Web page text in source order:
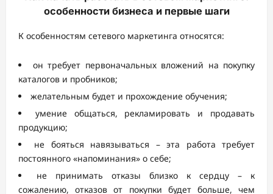
особенности бизнеса и первые шаги
К особенностям сетевого маркетинга относятся:
он требует первоначальных вложений на покупку
каталогов и пробников;
желательным будет и прохождение обучения;
умение общаться, рекламировать и продавать
продукцию;
не бояться навязываться – эта работа требует
постоянного «напоминания» о себе;
не принимать отказы близко к сердцу – к
сожалению, отказов от покупки будет больше, чем